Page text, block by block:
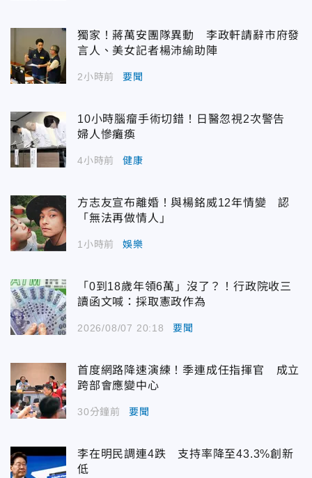
獨家！蔣萬安團隊異動 李政軒請辭市府發
言人、美女記者楊沛緰助陣
2小時前 要聞
10小時腦瘤手術切錯！日醫忽視2次警告
婦人慘癱瘓
4小時前 健康
方志友宣布離婚！與楊銘威12年情變 認
「無法再做情人」
1小時前 娛樂
「0到18歲年領6萬」沒了？！行政院收三
讀函文喊：採取憲政作為
2026/08/07 20:18 要聞
首度網路降速演練！季連成任指揮官 成立
跨部會應變中心
30分鐘前 要聞
李在明民調連4跌 支持率降至43.3%創新
低